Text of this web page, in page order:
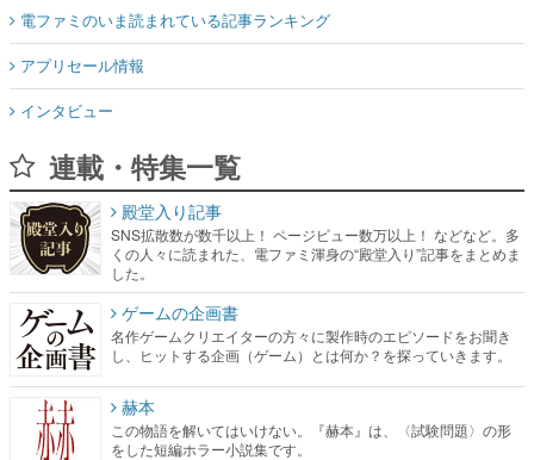
電ファミのいま読まれている記事ランキング
アプリセール情報
インタビュー
連載・特集一覧
殿堂入り記事
SNS拡散数が数千以上！ ページビュー数万以上！ などなど。多
くの人々に読まれた、電ファミ渾身の“殿堂入り”記事をまとめま
した。
ゲームの企画書
名作ゲームクリエイターの方々に製作時のエピソードをお聞き
し、ヒットする企画（ゲーム）とは何か？を探っていきます。
赫本
この物語を解いてはいけない。『赫本』は、〈試験問題〉の形
をした短編ホラー小説集です。